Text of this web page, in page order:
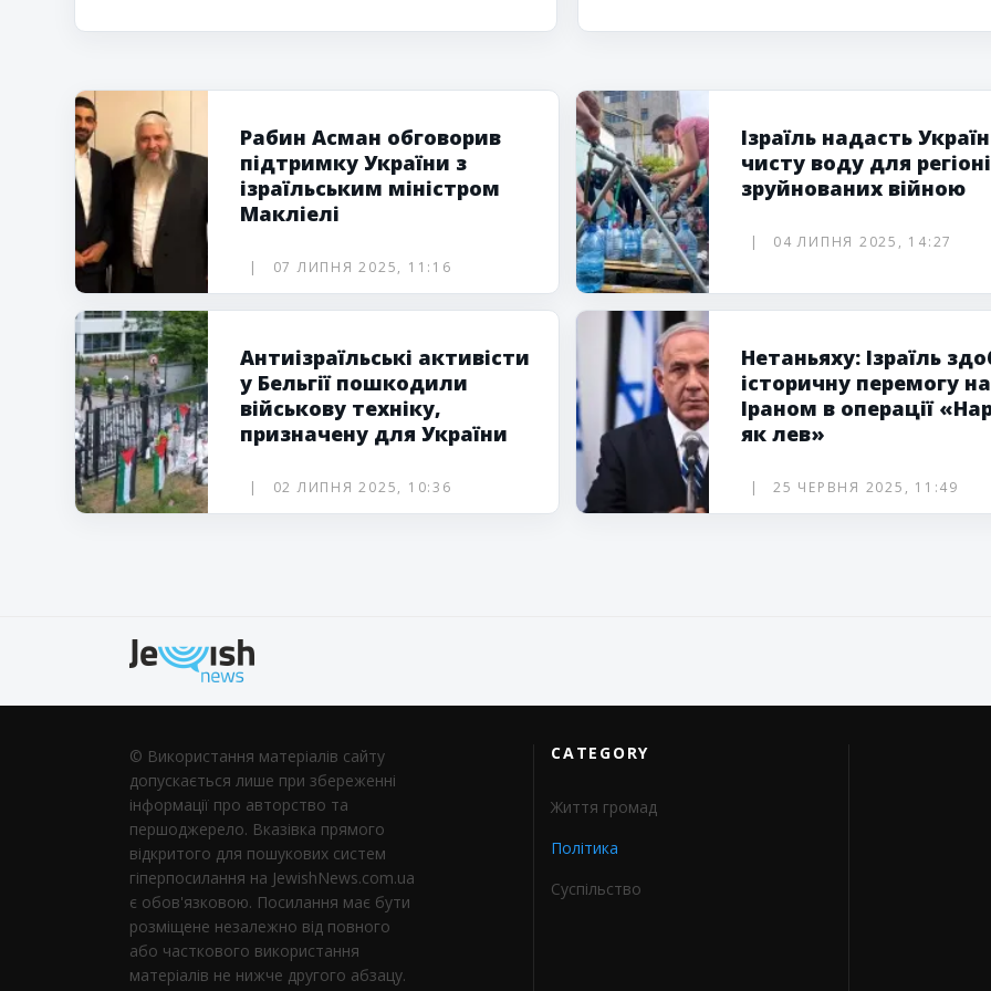
Рабин Асман обговорив
підтримку України з
ізраїльським міністром
Макліелі
07 ЛИПНЯ 2025, 11:16
Ізраїль надасть
чисту воду для
зруйнованих війною
04 ЛИПНЯ 2025, 14:27
Антиізраїльські активісти
у Бельгії пошкодили
військову техніку,
призначену для України
02 ЛИПНЯ 2025, 10:36
Нетаньяху: Ізраїль
історичну перемогу
Іраном в операції
як лев»
25 ЧЕРВНЯ 2025, 11:49
© Використання матеріалів сайту
допускається лише при збереженні
інформації про авторство та
першоджерело. Вказівка ​​прямого
відкритого для пошукових систем
гіперпосилання на JewishNews.com.ua
є обов'язковою. Посилання має бути
розміщене незалежно від повного
або часткового використання
матеріалів не нижче другого абзацу.
CATEGORY
Життя громад
Політика
Суспільство